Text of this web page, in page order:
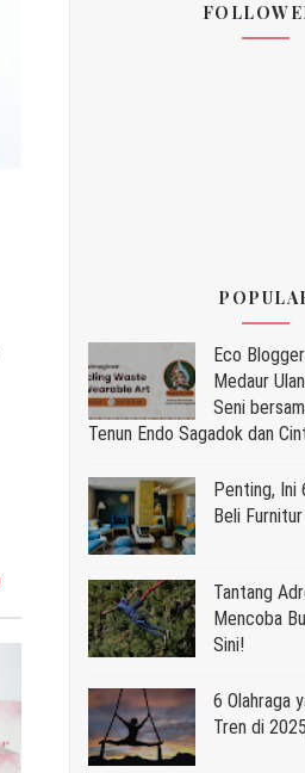
Eco
Medaur
Seni
Tenun Endo Sagadok dan
Penting, Ini
Beli
Tantang
Mencoba
Sini!
6 Olahraga
Tren di